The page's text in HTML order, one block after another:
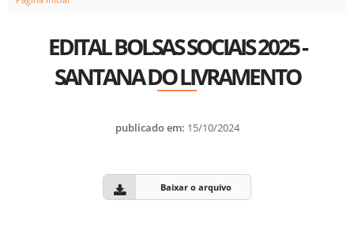
EDITAL BOLSAS SOCIAIS 2025 -
SANTANA DO LIVRAMENTO
publicado em: 15/10/2024
Baixar o arquivo